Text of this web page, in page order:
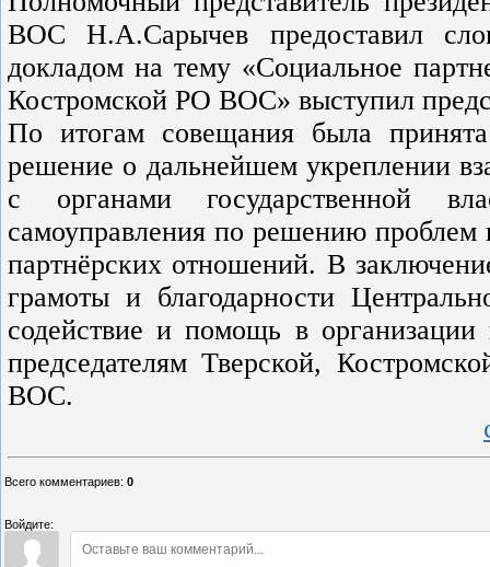
ВОС Н.А.Сарычев предоставил
докладом на тему «Социальное
Костромской РО ВОС» выступил
По итогам совещания была
решение о дальнейшем укреплении
с органами государственной
самоуправления по решению
партнёрских отношений. В
грамоты и благодарности
содействие и помощь в
председателям Тверской,
ВОС.
Всего комментариев: 0
Войдите: